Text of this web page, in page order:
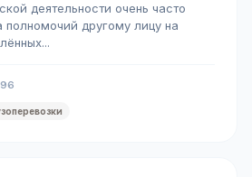
деятельности очень часто
полномочий другому лицу на